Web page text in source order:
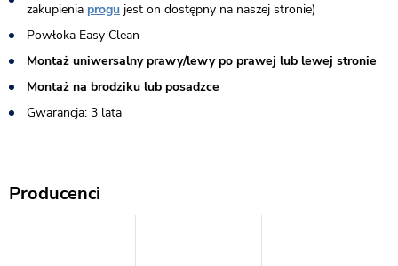
zakupienia progu jest on dostępny na naszej stronie)​
Powłoka Easy Clean
Montaż uniwersalny prawy/lewy po prawej lub lewej stronie
Montaż na brodziku lub posadzce
Gwarancja: 3 lata
Producenci